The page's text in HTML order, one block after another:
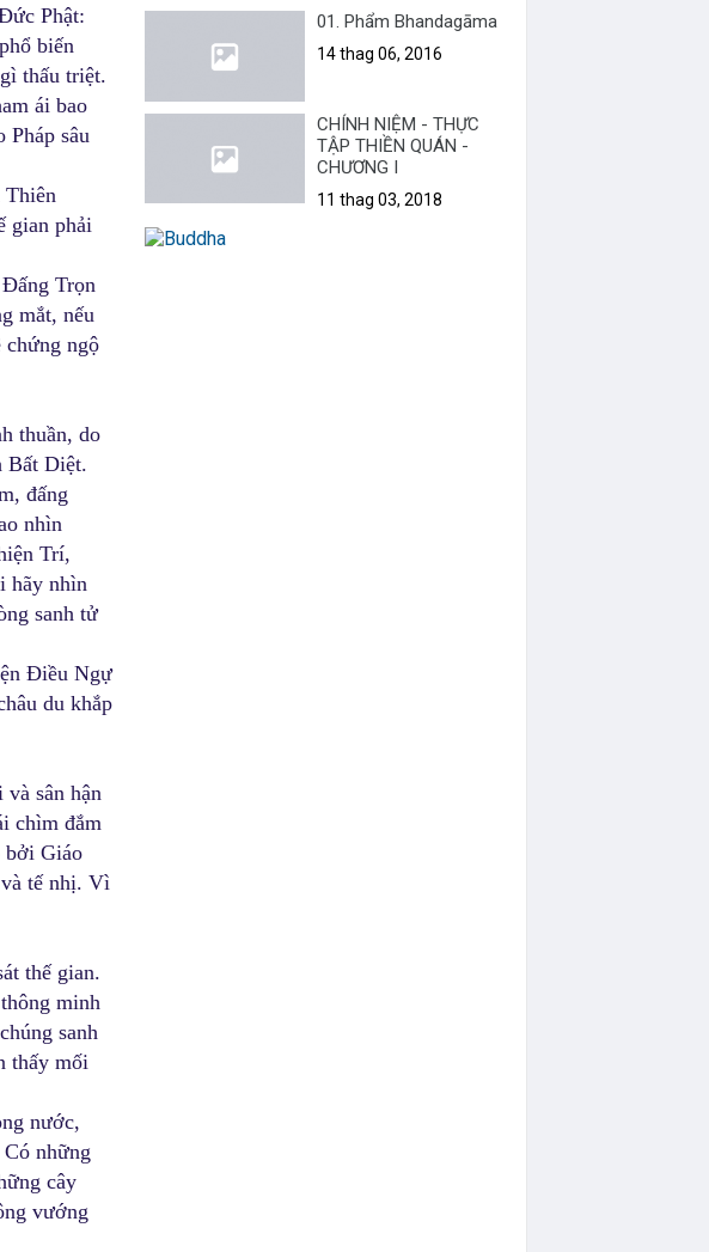
Phật:
biến
thấu triệt.
ái bao
sâu
Thiên
gian phải
Trọn
mắt, nếu
chứng ngộ
thuần, do
Bất Diệt.
đấng
nhìn
Trí,
hãy nhìn
sanh tử
Điều Ngự
du khắp
sân hận
chìm đắm
bởi Giáo
tế nhị. Vì
thế gian.
minh
sanh
thấy mối
nước,
những
cây
vướng
01. Phẩm Bhandagāma
14 thag 06, 2016
CHÍNH NIỆM - THỰC
TẬP THIỀN QUÁN -
CHƯƠNG I
11 thag 03, 2018